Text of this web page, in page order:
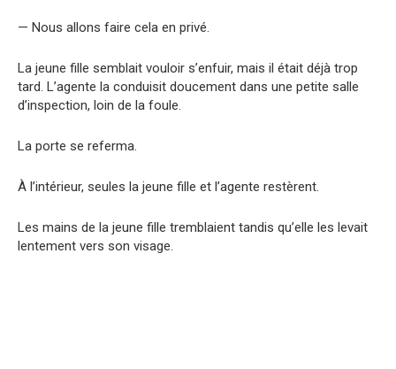
— Nous allons faire cela en privé.
La jeune fille semblait vouloir s’enfuir, mais il était déjà trop
tard. L’agente la conduisit doucement dans une petite salle
d’inspection, loin de la foule.
La porte se referma.
À l’intérieur, seules la jeune fille et l’agente restèrent.
Les mains de la jeune fille tremblaient tandis qu’elle les levait
lentement vers son visage.